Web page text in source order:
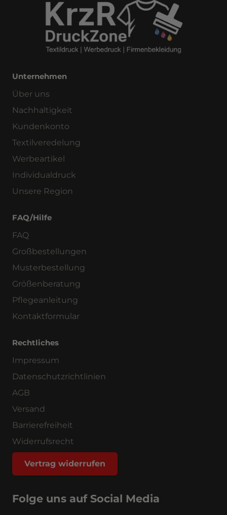
Unternehmen
Über uns
Nachhaltigkeit
Kundenkonto
Textilveredelung
Werbeartikel
Individualdruck
Unsere Region
FAQ/Hilfe
FAQ
Großbestellungen
Musterbestellung
Größenberatung
Pflegeanleitung
Kontaktformular
Rechtliches
Impressum
Datenschutzrichtlinien
AGB
Versand
Barrierefreiheit
Widerrufsrecht
Vertrag widerrufen
Folge uns auf Social Media